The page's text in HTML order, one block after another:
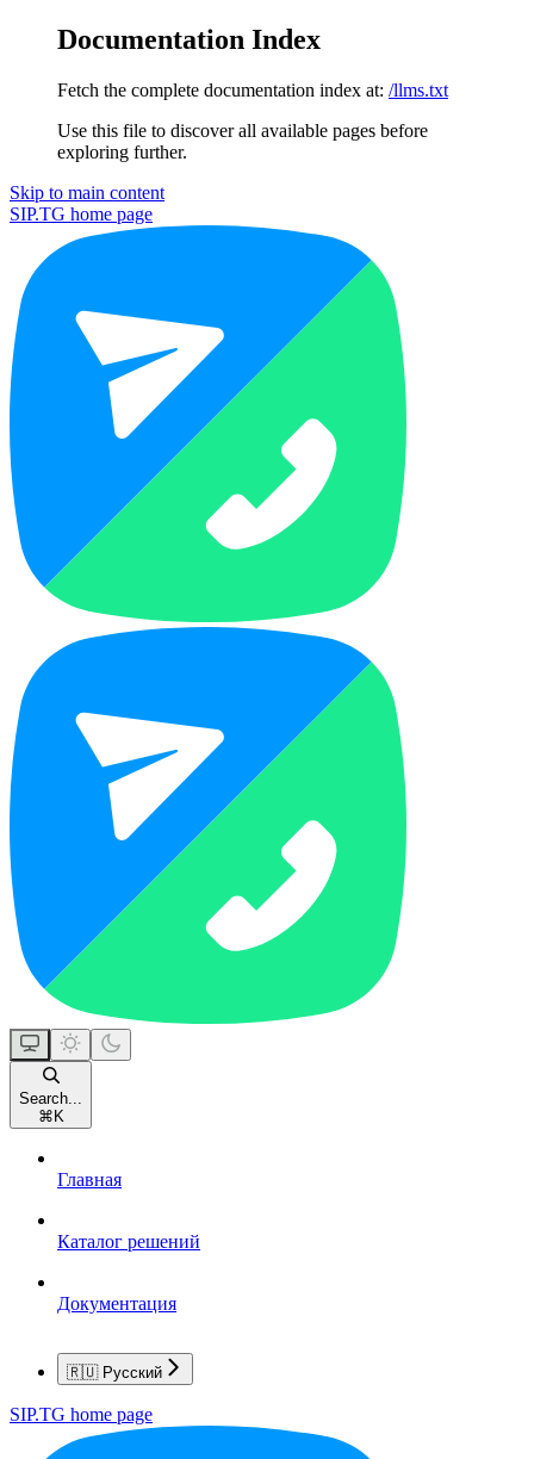
Documentation Index
Fetch the complete documentation index at: /llms.txt
Use this file to discover all available pages before
exploring further.
Skip to main content
SIP.TG home page
Search...
⌘ K
Главная
Каталог решений
Документация
🇷🇺 Русский
SIP.TG home page